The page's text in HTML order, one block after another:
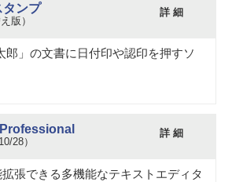
タンプ
版）
詳 細
郎」の文書に日付印や認印を押すソ
28）
詳 細
張できる多機能なテキストエディタ